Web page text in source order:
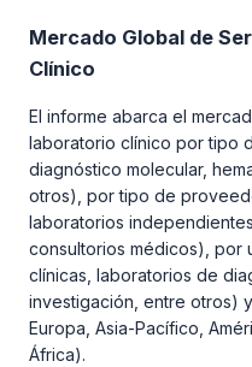
Mercado Global de
Clínico
El informe abarca el
laboratorio clínico por tipo
diagnóstico molecular,
otros), por tipo de
laboratorios
consultorios médicos), por
clínicas, laboratorios de
investigación, entre otros)
Europa, Asia-Pacífico,
África).